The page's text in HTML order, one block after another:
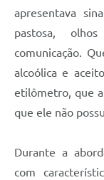
apresentava
pastosa,
comunicação.
alcoólica e
etilômetro, que
que ele não
Durante a
com